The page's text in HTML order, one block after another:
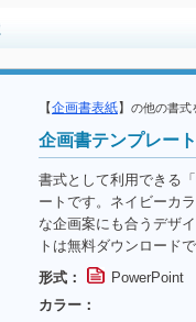
【企画書表紙】 の他の書式
企画書テンプレー
書式として利用できる
ートです。ネイビーカ
な企画案にも合うデザ
トは無料ダウンロード
形式：
PowerPoint
カラー：